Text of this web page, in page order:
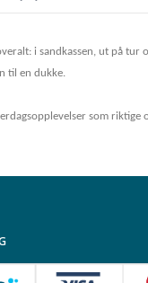
i sandkassen, ut på
til en dukke.
som riktige